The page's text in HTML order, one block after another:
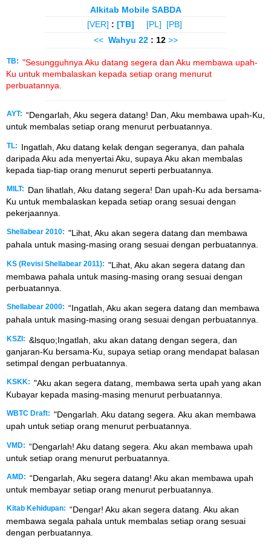
Alkitab Mobile SABDA
[VER] : [TB] [PL]
[PB]
<< Wahyu 22 : 12 >>
TB: "Sesungguhnya Aku datang segera dan Aku membawa upah-
Ku untuk membalaskan kepada setiap orang menurut
perbuatannya.
AYT: “Dengarlah, Aku segera datang! Dan, Aku membawa upah-Ku,
untuk membalas setiap orang menurut perbuatannya.
TL:
Ingatlah, Aku datang kelak dengan segeranya, dan pahala
daripada Aku ada menyertai Aku, supaya Aku akan membalas
kepada tiap-tiap orang menurut seperti perbuatannya.
MILT:
Dan lihatlah, Aku datang segera! Dan upah-Ku ada bersama-
Ku untuk membalaskan kepada setiap orang sesuai dengan
pekerjaannya.
Shellabear 2010: "Lihat, Aku akan segera datang dan membawa
pahala untuk masing-masing orang sesuai dengan perbuatannya.
KS (Revisi Shellabear 2011): "Lihat, Aku akan segera datang dan
membawa pahala untuk masing-masing orang sesuai dengan
perbuatannya.
Shellabear 2000: “Ingatlah, Aku akan segera datang dan membawa
pahala untuk masing-masing orang sesuai dengan perbuatannya.
KSZI: &lsquo;Ingatlah, aku akan datang dengan segera, dan
ganjaran-Ku bersama-Ku, supaya setiap orang mendapat balasan
setimpal dengan perbuatannya.
KSKK: "Aku akan segera datang, membawa serta upah yang akan
Kubayar kepada masing-masing menurut perbuatannya.
WBTC Draft: "Dengarlah. Aku datang segera. Aku akan membawa
upah untuk setiap orang menurut perbuatannya.
VMD: “Dengarlah! Aku datang segera. Aku akan membawa upah
untuk setiap orang menurut perbuatannya.
AMD: “Dengarlah, Aku segera datang! Aku akan membawa upah
untuk membayar setiap orang menurut perbuatannya.
Kitab Kehidupan: “Dengar! Aku akan segera datang. Aku akan
membawa segala pahala untuk membalas setiap orang sesuai
dengan perbuatannya.